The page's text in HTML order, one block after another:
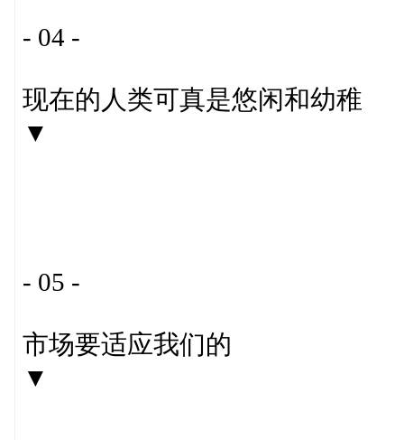
- 04 -
现在的人类可真是悠闲和幼稚
▼
- 05 -
市场要适应我们的
▼